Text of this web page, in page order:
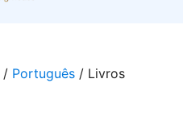
/ Português / Livros